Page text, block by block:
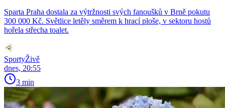
Sparta Praha dostala za výtržnosti svých fanoušků v Brně pokutu
300 000 Kč. Světlice letěly směrem k hrací ploše, v sektoru hostů
hořela střecha toalet.
SportyŽivě
dnes, 20:55
3 min